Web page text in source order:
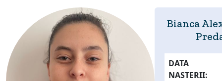
Bianca
DATA
NASTERII: